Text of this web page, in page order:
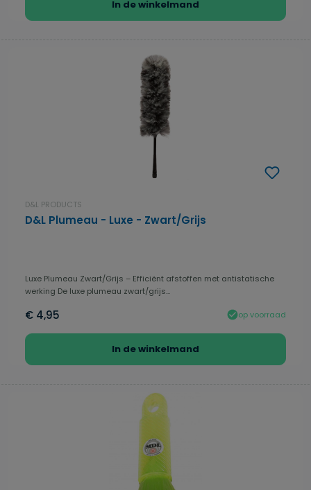
In de winkelmand
D&L PRODUCTS
D&L Plumeau - Luxe - Zwart/Grijs
Luxe Plumeau Zwart/Grijs – Efficiënt afstoffen met antistatische
werking De luxe plumeau zwart/grijs...
€ 4,95 op voorraad
In de winkelmand